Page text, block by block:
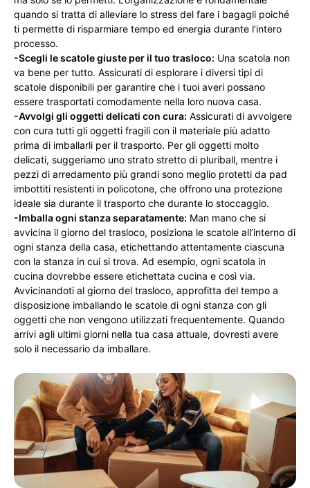
quando si tratta di alleviare lo stress del fare i bagagli poiché
ti permette di risparmiare tempo ed energia durante l’intero
processo.
-Scegli le scatole giuste per il tuo trasloco: Una scatola non
va bene per tutto. Assicurati di esplorare i diversi tipi di
scatole disponibili per garantire che i tuoi averi possano
essere trasportati comodamente nella loro nuova casa.
-Avvolgi gli oggetti delicati con cura: Assicurati di avvolgere
con cura tutti gli oggetti fragili con il materiale più adatto
prima di imballarli per il trasporto. Per gli oggetti molto
delicati, suggeriamo uno strato stretto di pluriball, mentre i
pezzi di arredamento più grandi sono meglio protetti da pad
imbottiti resistenti in policotone, che offrono una protezione
ideale sia durante il trasporto che durante lo stoccaggio.
-Imballa ogni stanza separatamente: Man mano che si
avvicina il giorno del trasloco, posiziona le scatole all’interno di
ogni stanza della casa, etichettando attentamente ciascuna
con la stanza in cui si trova. Ad esempio, ogni scatola in
cucina dovrebbe essere etichettata cucina e così via.
Avvicinandoti al giorno del trasloco, approfitta del tempo a
disposizione imballando le scatole di ogni stanza con gli
oggetti che non vengono utilizzati frequentemente. Quando
arrivi agli ultimi giorni nella tua casa attuale, dovresti avere
solo il necessario da imballare.